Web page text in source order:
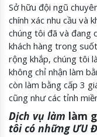
Sở hữu đội ngũ
chính xác nhu cầu và
chúng tôi đã và đang
khách hàng trong
rộng khắp, chúng tôi
không chỉ nhận làm
còn làm bằng cấp 3
cũng như các tỉnh
Dịch vụ làm làm
tôi có những ƯU